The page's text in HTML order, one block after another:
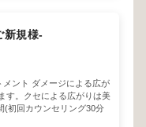
新規様-
ント ダメージによる広が
す。クセによる広がりは美
(初回カウンセリング30分